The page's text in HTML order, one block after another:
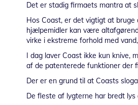
Det er stadig firmaets mantra at
Hos Coast, er det vigtigt at
hjælpemidler kan være
virke i ekstreme forhold med
I dag laver Coast ikke kun knive,
af de patenterede funktioner der
Der er en grund til at Coasts
De fleste af lygterne har bredt